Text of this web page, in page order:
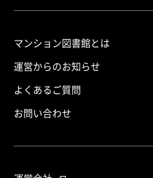
マンション図書館とは
運営からのお知らせ
よくあるご質問
お問い合わせ